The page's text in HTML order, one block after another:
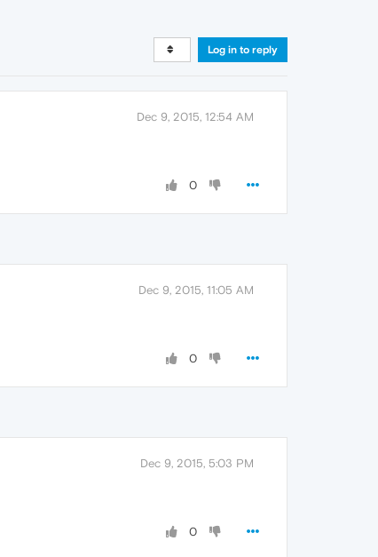
Log in to reply
Dec 9, 2015, 12:54 AM
0
Dec 9, 2015, 11:05 AM
0
Dec 9, 2015, 5:03 PM
0